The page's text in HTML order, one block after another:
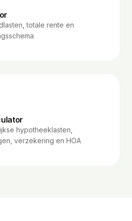
totale rente en
hypotheeklasten,
verzekering en HOA